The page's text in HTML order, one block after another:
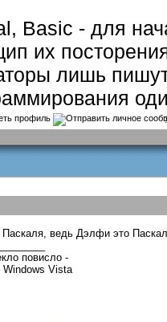
Basic - для
их
лишь
Паскаля, ведь Дэлфи это
повисло -
Vista